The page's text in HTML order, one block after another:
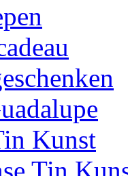
Kunst
Tin